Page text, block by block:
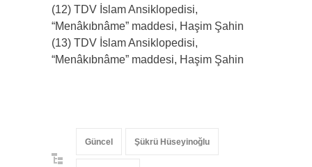
(12) TDV İslam Ansiklopedisi,
“Menâkıbnâme” maddesi, Haşim Şahin
(13) TDV İslam Ansiklopedisi,
“Menâkıbnâme” maddesi, Haşim Şahin
Güncel Şükrü Hüseyinoğlu